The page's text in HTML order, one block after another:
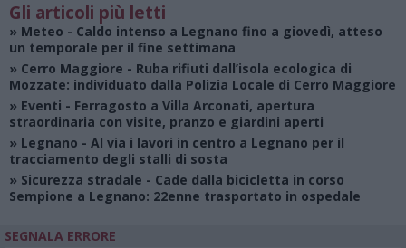
Gli articoli più letti
» Meteo - Caldo intenso a Legnano fino a giovedì, atteso
un temporale per il fine settimana
» Cerro Maggiore - Ruba rifiuti dall’isola ecologica di
Mozzate: individuato dalla Polizia Locale di Cerro Maggiore
» Eventi - Ferragosto a Villa Arconati, apertura
straordinaria con visite, pranzo e giardini aperti
» Legnano - Al via i lavori in centro a Legnano per il
tracciamento degli stalli di sosta
» Sicurezza stradale - Cade dalla bicicletta in corso
Sempione a Legnano: 22enne trasportato in ospedale
SEGNALA ERRORE